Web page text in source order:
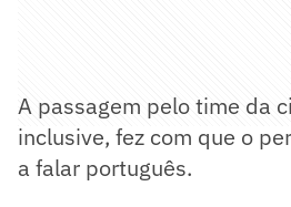
A passagem pelo time da
inclusive, fez com que o
a falar português.